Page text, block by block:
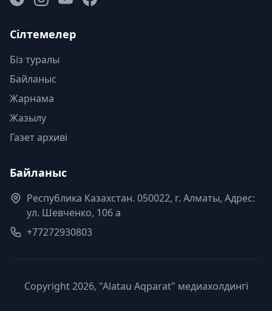
Сілтемелер
Біз туралы
Байланыс
Жарнама
Жазылу
Газет архиві
Байланыс
Республика Казахстан. 050022, г. Алматы, Адрес:
ул. Шевченко, 106 а
+77272930803
Copyright 2026, "Alatau Aqparat" медиахолдингі